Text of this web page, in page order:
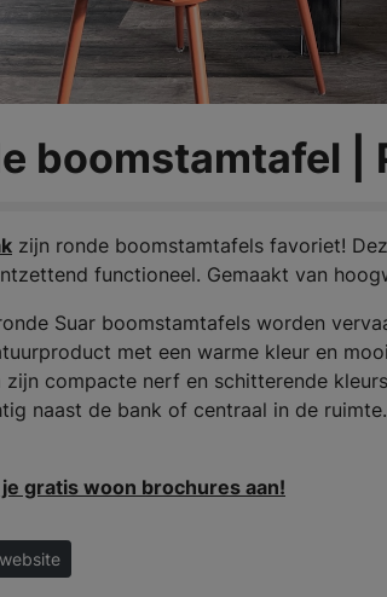
boomstamtafel |
zijn ronde boomstamtafels favoriet!
functioneel. Gemaakt van
Suar boomstamtafels worden
met een warme kleur en
zijn compacte nerf en schitterende
naast de bank of centraal in de
gratis woon brochures aan!